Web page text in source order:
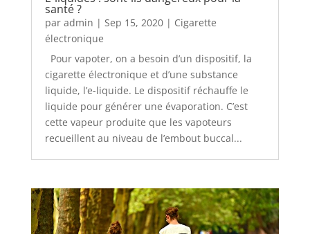
santé ?
par admin | Sep 15, 2020| Cigarette
électronique
Pour vapoter, on a besoin d’un dispositif, la
cigarette électronique et d’une substance
liquide, l’e-liquide. Le dispositif réchauffe le
liquide pour générer une évaporation. C’est
cette vapeur produite que les vapoteurs
recueillent au niveau de l’embout buccal...